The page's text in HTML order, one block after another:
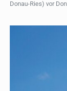
Donau-Ries) vor